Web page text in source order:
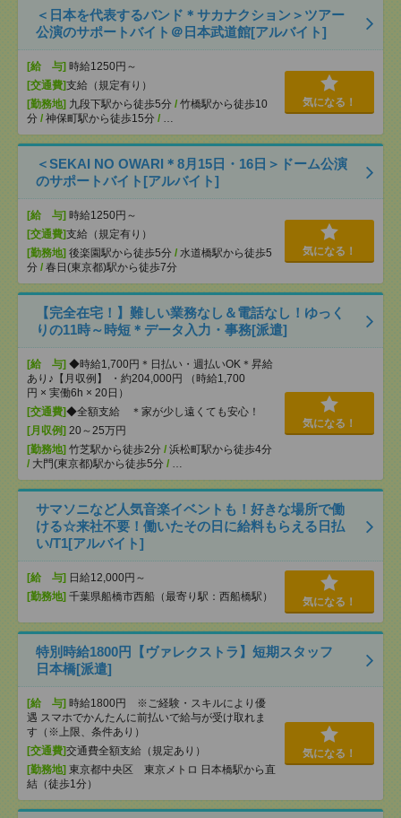
＜日本を代表するバンド＊サカナクション＞ツアー
公演のサポートバイト＠日本武道館[アルバイト]
[給 与] 時給1250円～
[交通費]支給（規定有り）
[勤務地] 九段下駅から徒歩5分 / 竹橋駅から徒歩10
分 / 神保町駅から徒歩15分 / …
気になる！
＜SEKAI NO OWARI＊8月15日・16日＞ドーム公演
のサポートバイト[アルバイト]
[給 与] 時給1250円～
[交通費]支給（規定有り）
[勤務地] 後楽園駅から徒歩5分 / 水道橋駅から徒歩5
分 / 春日(東京都)駅から徒歩7分
気になる！
【完全在宅！】難しい業務なし＆電話なし！ゆっく
りの11時～時短＊データ入力・事務[派遣]
[給 与] ◆時給1,700円＊日払い・週払いOK＊昇給
あり♪【月収例】 ・約204,000円 （時給1,700
円 × 実働6h × 20日）
[交通費]◆全額支給 ＊家が少し遠くても安心！
[月収例] 20～25万円
[勤務地] 竹芝駅から徒歩2分 / 浜松町駅から徒歩4分
/ 大門(東京都)駅から徒歩5分 / …
気になる！
サマソニなど人気音楽イベントも！好きな場所で働
ける☆来社不要！働いたその日に給料もらえる日払
い/T1[アルバイト]
[給 与] 日給12,000円～
[勤務地] 千葉県船橋市西船（最寄り駅：西船橋駅） 気になる！
特別時給1800円【ヴァレクストラ】短期スタッフ
日本橋[派遣]
[給 与] 時給1800円 ※ご経験・スキルにより優
遇 スマホでかんたんに前払いで給与が受け取れま
す（※上限、条件あり）
[交通費]交通費全額支給（規定あり）
[勤務地] 東京都中央区 東京メトロ 日本橋駅から直
結（徒歩1分）
気になる！